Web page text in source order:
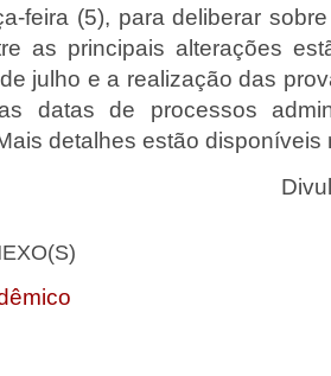
feira (5), para deliberar
as principais alterações
julho e a realização das
datas de processos
detalhes estão disponíveis